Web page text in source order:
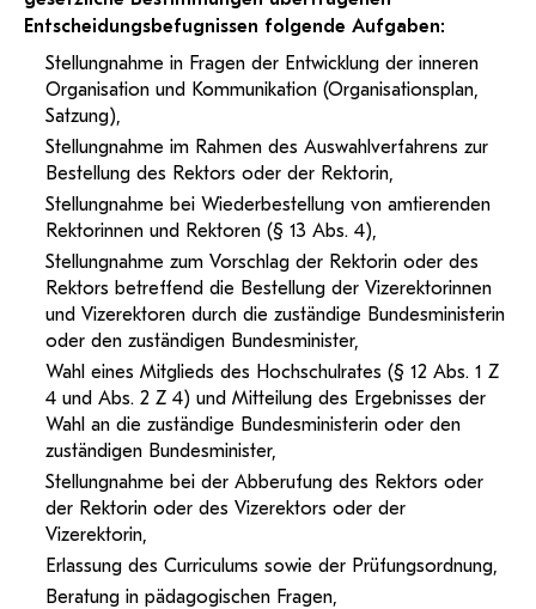
Entscheidungsbefugnissen folgende Aufgaben:
Stellungnahme in Fragen der Entwicklung der inneren
Organisation und Kommunikation (Organisationsplan,
Satzung),
Stellungnahme im Rahmen des Auswahlverfahrens zur
Bestellung des Rektors oder der Rektorin,
Stellungnahme bei Wiederbestellung von amtierenden
Rektorinnen und Rektoren (§ 13 Abs. 4),
Stellungnahme zum Vorschlag der Rektorin oder des
Rektors betreffend die Bestellung der Vizerektorinnen
und Vizerektoren durch die zuständige Bundesministerin
oder den zuständigen Bundesminister,
Wahl eines Mitglieds des Hochschulrates (§ 12 Abs. 1 Z
4 und Abs. 2 Z 4) und Mitteilung des Ergebnisses der
Wahl an die zuständige Bundesministerin oder den
zuständigen Bundesminister,
Stellungnahme bei der Abberufung des Rektors oder
der Rektorin oder des Vizerektors oder der
Vizerektorin,
Erlassung des Curriculums sowie der Prüfungsordnung,
Beratung in pädagogischen Fragen,
PH-Online Profil
Dipl.-Päd. OStR Roland Warzilek, BEd
M.A.
roland.warzilek@ph-tirol.ac.at
PH-Online Profil